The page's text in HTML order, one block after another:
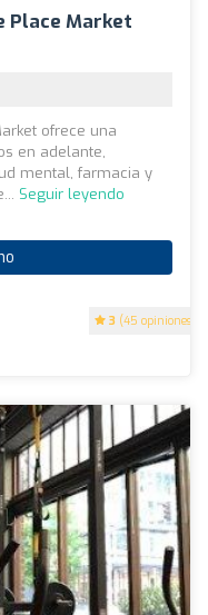
Place Market
3 (45 opiniones)
ofrece una
en adelante,
mental, farmacia y
Seguir leyendo